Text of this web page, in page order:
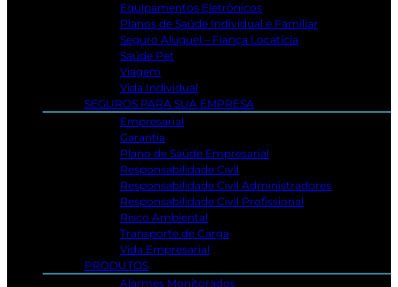
Equipamentos Eletrônicos
Planos de Saúde Individual e Familiar
Seguro Aluguel – Fiança Locatícia
Saúde Pet
Viagem
Vida Individual
SEGUROS PARA SUA EMPRESA
Empresarial
Garantia
Plano de Saúde Empresarial
Responsabilidade Civil
Responsabilidade Civil Administradores
Responsabilidade Civil Profissional
Risco Ambiental
Transporte de Carga
Vida Empresarial
PRODUTOS
Alarmes Monitorados